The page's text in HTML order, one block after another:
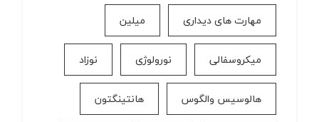
مهارت های دیداری میلین
میکروسفالی نورولوژی نوزاد
هالوسیس والگوس هانتینگتون